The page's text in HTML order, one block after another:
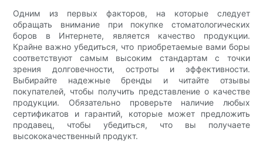
Одним из первых факторов, на которые следует
обращать внимание при покупке стоматологических
боров в Интернете, является качество продукции.
Крайне важно убедиться, что приобретаемые вами боры
соответствуют самым высоким стандартам с точки
зрения долговечности, остроты и эффективности.
Выбирайте надежные бренды и читайте отзывы
покупателей, чтобы получить представление о качестве
продукции. Обязательно проверьте наличие любых
сертификатов и гарантий, которые может предложить
продавец, чтобы убедиться, что вы получаете
высококачественный продукт.